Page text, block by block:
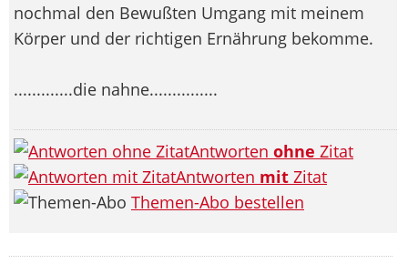
nochmal den Bewußten Umgang mit meinem
Körper und der richtigen Ernährung bekomme.
.............die nahne...............
Antworten ohne Zitat
Antworten mit Zitat
Themen-Abo bestellen